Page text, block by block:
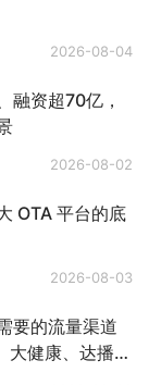
2026-08-04
融资超70亿，
2026-08-02
OTA 平台的底
2026-08-03
要的流量渠道
大健康、达播、
游、银发零